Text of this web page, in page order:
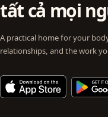
tất cả mọi
A practical home for your
relationships, and the work